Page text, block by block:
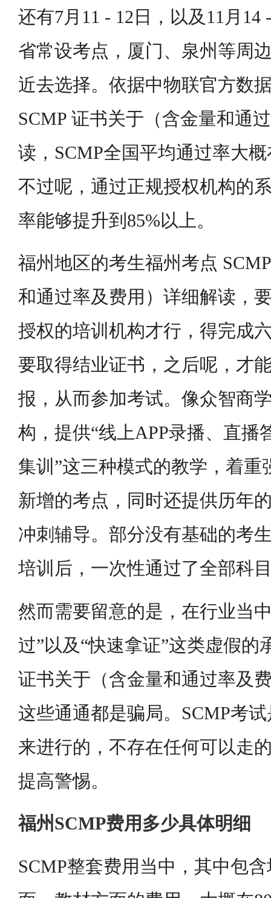
还有7月11 - 12日，以及11月14
省常设考点，厦门、泉州等周
近去选择。依据中物联官方数
SCMP 证书关于（含金量和通
读，SCMP全国平均通过率大
不过呢，通过正规授权机构的
率能够提升到85%以上。
福州地区的考生福州考点
和通过率及费用）详细解读，
授权的培训机构才行，得完成
要取得结业证书，之后呢，才
报，从而参加考试。像众智商
构，提供“线上APP录播、直播
集训”这三种模式的教学，着重
新增的考点，同时还提供历年
冲刺辅导。部分没有基础的考
培训后，一次性通过了全部科
然而需要留意的是，在行业当
过”以及“快速拿证”这类虚假的
证书关于（含金量和通过率及
这些通通都是骗局。SCMP考
来进行的，不存在任何可以走
提高警惕。
福州SCMP费用多少具体明细
SCMP整套费用当中，其中包